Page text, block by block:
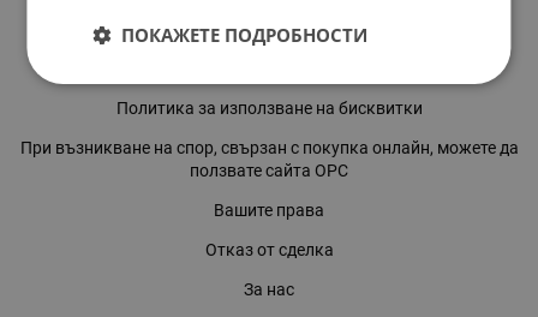
Общи условия за ползване
Политика за използване на бисквитки
При възникване на спор, свързан с покупка онлайн, можете да
ползвате сайта ОРС
Вашите права
Отказ от сделка
За нас
ПОКАЖЕТЕ ПОДРОБНОСТИ